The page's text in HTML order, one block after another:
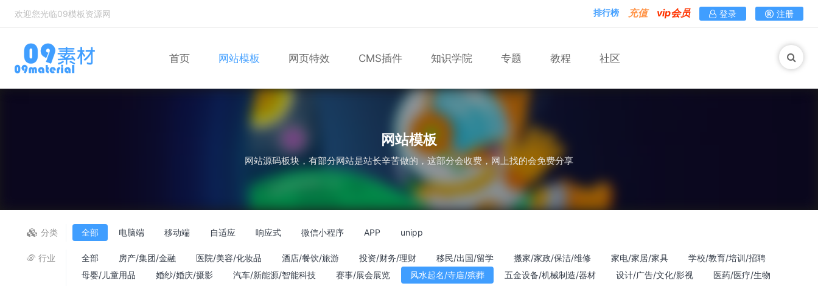
欢迎您光临09模板资源网 排行榜 充值 vip会员 登录 注册
首页 网站模板 网页特效 CMS插件 知识学院 专题 教程 社区
网站模板
网站源码板块，有部分网站是站长辛苦做的，这部分会收费，网上找的会免费分享
分类 全部 电脑端 移动端 自适应 响应式 微信小程序 APP unipp
行业 全部 房产/集团/金融 医院/美容/化妆品 酒店/餐饮/旅游 投资/财务/理财 移民/出国/留学 搬家/家政/保洁/维修 家电/家居/家具
学校/教育/培训/招聘
母婴/儿童用品
婚纱/婚庆/摄影 汽车/新能源/智能科技 赛事/展会展览 风水起名/寺庙/殡葬 五金设备/机械制造/器材 设计/广告/文化/影视
医药/医疗/生物